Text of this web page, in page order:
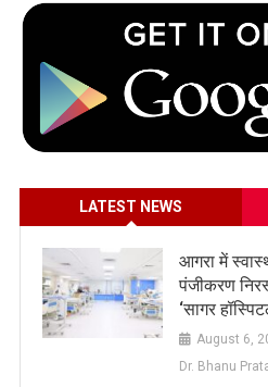
LATEST NEWS
आगरा में
पंजीकरण
‘सागर
August 6,
Dr. Bhanu